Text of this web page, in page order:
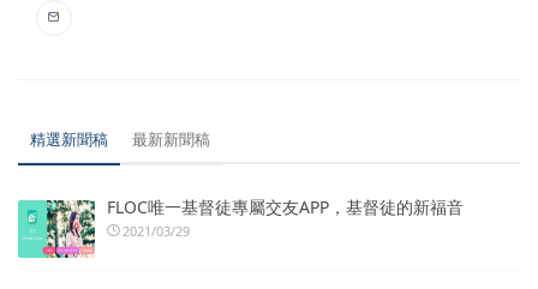
精選新聞稿 最新新聞稿
FLOC唯一基督徒專屬交友APP，基督徒的新福音
2021/03/29